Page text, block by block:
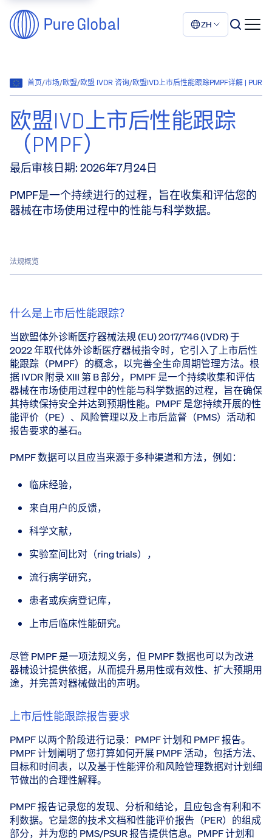
ZH
首页/市场/欧盟/欧盟 IVDR 咨询/欧盟IVD上市后性能跟踪PMPF详解 | PURE
欧盟IVD上市后性能跟踪
（PMPF）
最后审核日期: 2026年7月24日
PMPF是一个持续进行的过程，旨在收集和评估您的
器械在市场使用过程中的性能与科学数据。
法规概览
什么是上市后性能跟踪？
当欧盟体外诊断医疗器械法规 (EU) 2017/746 (IVDR) 于
2022 年取代体外诊断医疗器械指令时，它引入了上市后性
能跟踪（PMPF）的概念，以完善全生命周期管理方法。根
据 IVDR 附录 XIII 第 B 部分，PMPF 是一个持续收集和评估
器械在市场使用过程中的性能与科学数据的过程，旨在确保
其持续保持安全并达到预期性能。PMPF 是您持续开展的性
能评价（PE）、风险管理以及上市后监督（PMS）活动和
报告要求的基石。
PMPF 数据可以且应当来源于多种渠道和方法，例如：
临床经验，
来自用户的反馈，
科学文献，
实验室间比对（ring trials），
流行病学研究，
患者或疾病登记库，
上市后临床性能研究。
尽管 PMPF 是一项法规义务，但 PMPF 数据也可以为改进
器械设计提供依据，从而提升易用性或有效性、扩大预期用
途，并完善对器械做出的声明。
上市后性能跟踪报告要求
PMPF 以两个阶段进行记录：PMPF 计划和 PMPF 报告。
PMPF 计划阐明了您打算如何开展 PMPF 活动，包括方法、
目标和时间表，以及基于性能评价和风险管理数据对计划细
节做出的合理性解释。
PMPF 报告记录您的发现、分析和结论，且应包含有利和不
利数据。它是您的技术文档和性能评价报告（PER）的组成
部分，并为您的 PMS/PSUR 报告提供信息。PMPF 计划和